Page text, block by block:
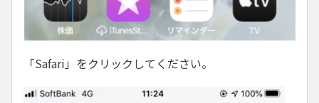
「Safari」をクリックしてください。